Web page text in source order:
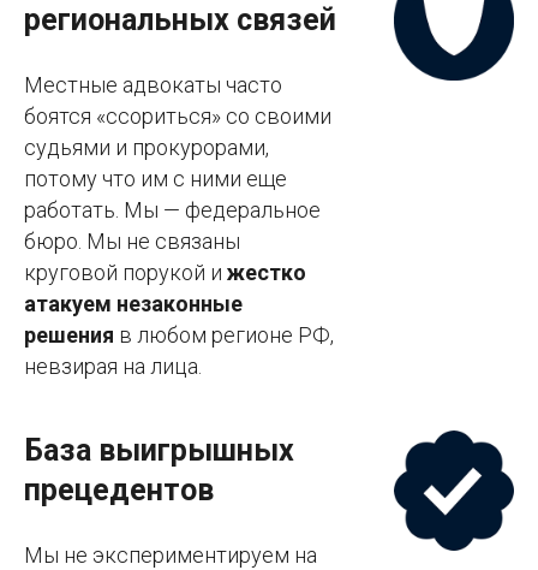
региональных связей
Местные адвокаты часто
боятся «ссориться» со своими
судьями и прокурорами,
потому что им с ними еще
работать. Мы — федеральное
бюро. Мы не связаны
круговой порукой и жестко
атакуем незаконные
решения в любом регионе РФ,
невзирая на лица.
База выигрышных
прецедентов
Мы не экспериментируем на